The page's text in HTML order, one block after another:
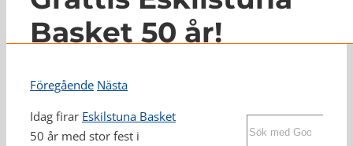
LAG
INFO
Basket 50 år!
Föregående Nästa
Idag firar Eskilstuna Basket
50 år med stor fest i